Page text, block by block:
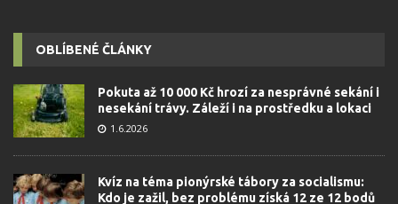
OBLÍBENÉ ČLÁNKY
Pokuta až 10 000 Kč hrozí za nesprávné sekání i
nesekání trávy. Záleží i na prostředku a lokaci
1.6.2026
Kvíz na téma pionýrské tábory za socialismu:
Kdo je zažil, bez problému získá 12 ze 12 bodů